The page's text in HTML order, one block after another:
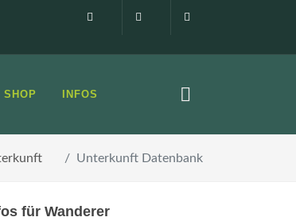
Impressum0160 99873408
SHOP INFOS
Unterkunft Datenbank
für Wanderer